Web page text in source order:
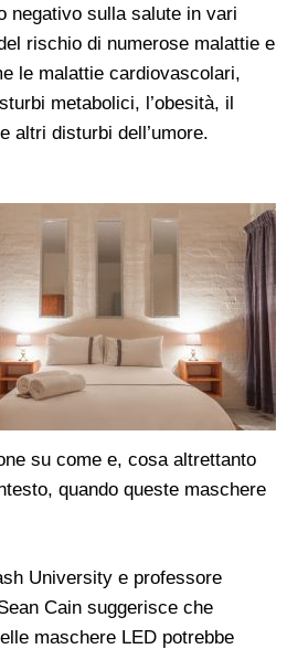
negativo sulla salute in vari
rischio di numerose malattie e
le malattie cardiovascolari,
metabolici, l’obesità, il
altri disturbi dell’umore.
su come e, cosa altrettanto
quando queste maschere
University e professore
Cain suggerisce che
maschere LED potrebbe